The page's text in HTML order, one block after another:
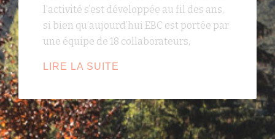
l’activité s’est développée au fil des ans,
si bien qu’aujourd’hui EBC est portée par
une équipe de 18 collaborateurs,
LIRE LA SUITE
MODERNITÉ
AU
SERVICE